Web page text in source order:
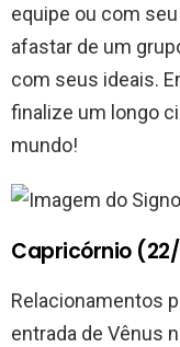
equipe ou com
afastar de um
com seus ideais.
finalize um longo
mundo!
Capricórnio (22/
Relacionamentos
entrada de Vênus